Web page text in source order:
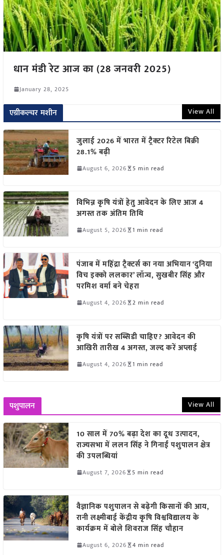
धान मंडी रेट आज का (28 जनवरी 2025)
January 28, 2025
एग्रीकल्चर मशीन View All
जुलाई 2026 में भारत में ट्रैक्टर रिटेल बिक्री
28.1% बढ़ी
August 6, 2026 5 min read
विभिन्न कृषि यंत्रों हेतु आवेदन के लिए आज 4
अगस्त तक अंतिम तिथि
August 5, 2026 1 min read
पंजाब में महिंद्रा ट्रैक्टर्स का नया अभियान ‘दुनिया
विच इक्को ललकार’ लॉन्च, सुखबीर सिंह और
परमिश वर्मा बने चेहरा
August 4, 2026 2 min read
कृषि यंत्रों पर सब्सिडी चाहिए? आवेदन की
आखिरी तारीख 4 अगस्त, जल्द करें अप्लाई
August 4, 2026 1 min read
पशुपालन View All
10 साल में 70% बढ़ा देश का दूध उत्पादन,
राज्यसभा में ललन सिंह ने गिनाईं पशुपालन क्षेत्र
की उपलब्धियां
August 7, 2026 5 min read
वैज्ञानिक पशुपालन से बढ़ेगी किसानों की आय,
रानी लक्ष्मीबाई केंद्रीय कृषि विश्वविद्यालय के
कार्यक्रम में बोले शिवराज सिंह चौहान
August 6, 2026 4 min read